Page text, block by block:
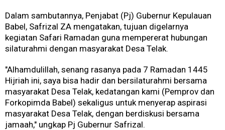
Dalam sambutannya, Penjabat (Pj) Gubernur Kepulauan
Babel, Safrizal ZA mengatakan, tujuan digelarnya
kegiatan Safari Ramadan guna mempererat hubungan
silaturahmi dengan masyarakat Desa Telak.
"Alhamdulillah, senang rasanya pada 7 Ramadan 1445
Hijriah ini, saya bisa hadir dan bersilaturahmi bersama
masyarakat Desa Telak, kedatangan kami (Pemprov dan
Forkopimda Babel) sekaligus untuk menyerap aspirasi
masyarakat Desa Telak, dengan berdiskusi bersama
jamaah," ungkap Pj Gubernur Safrizal.